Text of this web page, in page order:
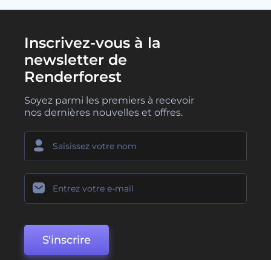
Inscrivez-vous à la
newsletter de
Renderforest
Soyez parmi les premiers à recevoir
nos dernières nouvelles et offres.
S'inscrire